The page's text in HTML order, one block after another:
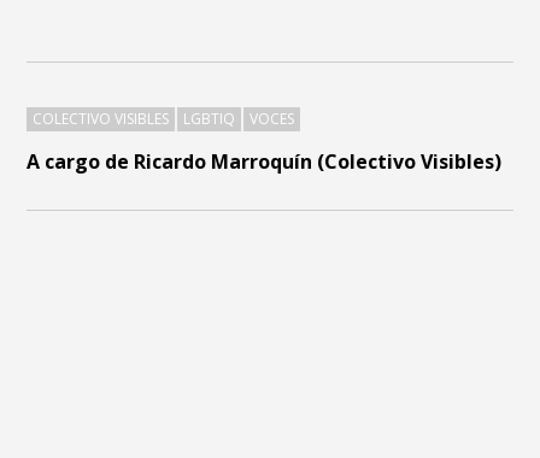
A cargo de Ricardo Marroquín (Colectivo Visibles)
COLECTIVO VISIBLES LGBTIQ VOCES